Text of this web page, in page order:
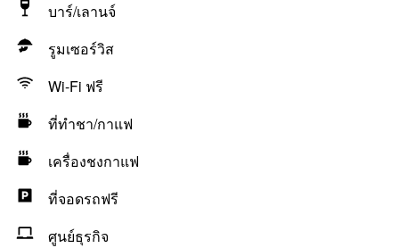
บาร์/เลานจ์
รูมเซอร์วิส
Wi-Fi ฟรี
ที่ทำชา/กาแฟ
เครื่องชงกาแฟ
ที่จอดรถฟรี
ศูนย์ธุรกิจ